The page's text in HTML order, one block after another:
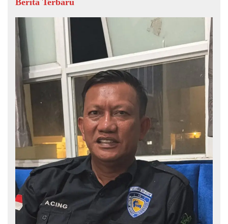
Berita Terbaru